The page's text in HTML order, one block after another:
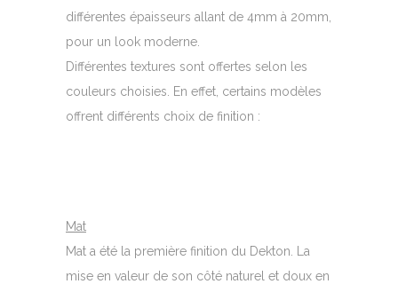
différentes épaisseurs allant de 4mm à 20mm,
pour un look moderne.
Différentes textures sont offertes selon les
couleurs choisies. En effet, certains modèles
offrent différents choix de finition :
Mat
Mat a été la première finition du Dekton. La
mise en valeur de son côté naturel et doux en